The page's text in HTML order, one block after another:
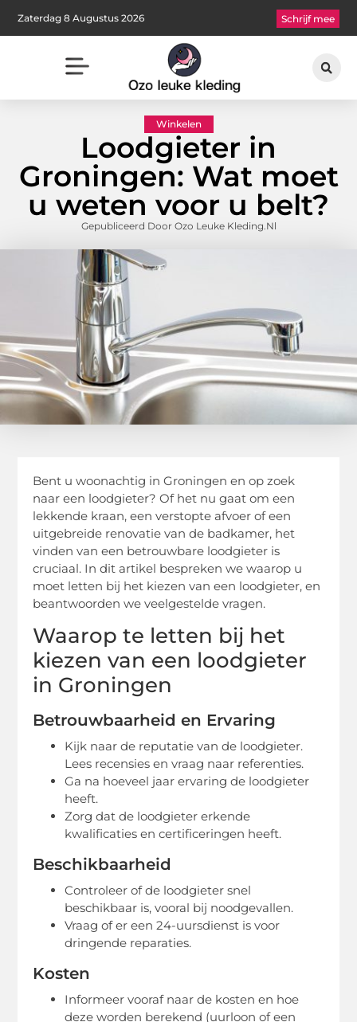
Zaterdag 8 Augustus 2026 Schrijf mee
Winkelen
Loodgieter in
Groningen: Wat moet
u weten voor u belt?
Gepubliceerd Door Ozo Leuke Kleding.nl
Bent u woonachtig in Groningen en op zoek
naar een loodgieter? Of het nu gaat om een
lekkende kraan, een verstopte afvoer of een
uitgebreide renovatie van de badkamer, het
vinden van een betrouwbare loodgieter is
cruciaal. In dit artikel bespreken we waarop u
moet letten bij het kiezen van een loodgieter, en
beantwoorden we veelgestelde vragen.
Waarop te letten bij het
kiezen van een loodgieter
in Groningen
Betrouwbaarheid en Ervaring
Kijk naar de reputatie van de loodgieter.
Lees recensies en vraag naar referenties.
Ga na hoeveel jaar ervaring de loodgieter
heeft.
Zorg dat de loodgieter erkende
kwalificaties en certificeringen heeft.
Beschikbaarheid
Controleer of de loodgieter snel
beschikbaar is, vooral bij noodgevallen.
Vraag of er een 24-uursdienst is voor
dringende reparaties.
Kosten
Informeer vooraf naar de kosten en hoe
deze worden berekend (uurloon of een